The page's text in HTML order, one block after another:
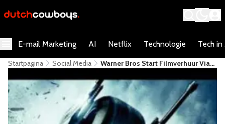
E-mail Marketing AI Netflix Technologie Tech in
Startpagina Social Media
Warner Bros Start Filmverhuur Via